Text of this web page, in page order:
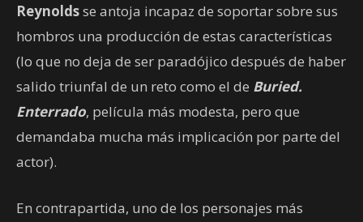
Reynoldsse antoja incapaz de soportar sobre sus
hombros una producción de estas características
(lo que no deja de ser paradójico después de haber
salido triunfal de un reto como el de Buried.
Enterrado, película más modesta, pero que
demandaba mucha más implicación por parte del
actor).
En contrapartida, uno de los personajes más